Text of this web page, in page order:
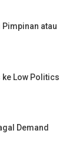
atau
Low Politics
Demand